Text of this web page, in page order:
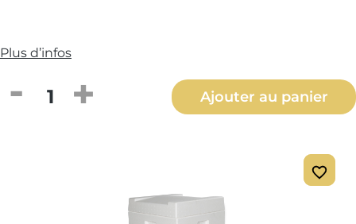
Plus d’infos
Quantité de produit : Entrez la
Ajouter au panier